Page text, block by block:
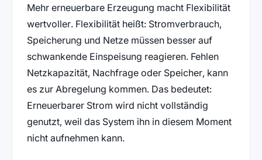
Mehr erneuerbare Erzeugung macht Flexibilität
wertvoller. Flexibilität heißt: Stromverbrauch,
Speicherung und Netze müssen besser auf
schwankende Einspeisung reagieren. Fehlen
Netzkapazität, Nachfrage oder Speicher, kann
es zur Abregelung kommen. Das bedeutet:
Erneuerbarer Strom wird nicht vollständig
genutzt, weil das System ihn in diesem Moment
nicht aufnehmen kann.